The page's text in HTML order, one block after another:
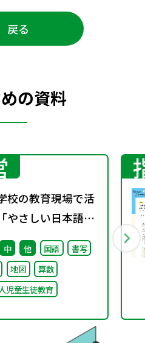
戻る
の資料
校の教育現場で活
やさしい日本語」
（学校内での）子
ちへのやさしい日
～
中 他 国語
書写
地図
算数
児童生徒教育